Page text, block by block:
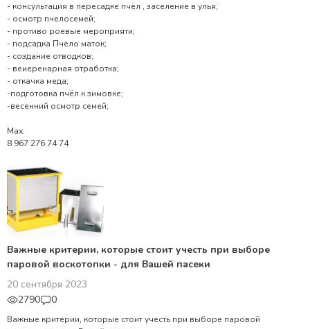
- консультация в пересадке пчёл , заселение в улья;
- осмотр пчелосемей;
- противо роевые мероприяти;
- подсадка Пчело маток;
- создание отводков;
- веиеренарная отработка;
- откачка меда;
-подготовка пчёл к зимовке;
-весенний осмотр семей;
Мах:
8 967 276 74 74
Важные критерии, которые стоит учесть при выборе
паровой воскотопки - для Вашей пасеки
20 сентября 2023
2790
0
Важные критерии, которые стоит учесть при выборе паровой